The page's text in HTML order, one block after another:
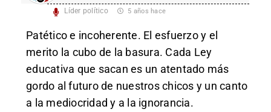
Líder político 5 años hace
Patético e incoherente. El esfuerzo y el
merito la cubo de la basura. Cada Ley
educativa que sacan es un atentado más
gordo al futuro de nuestros chicos y un canto
a la mediocridad y a la ignorancia.